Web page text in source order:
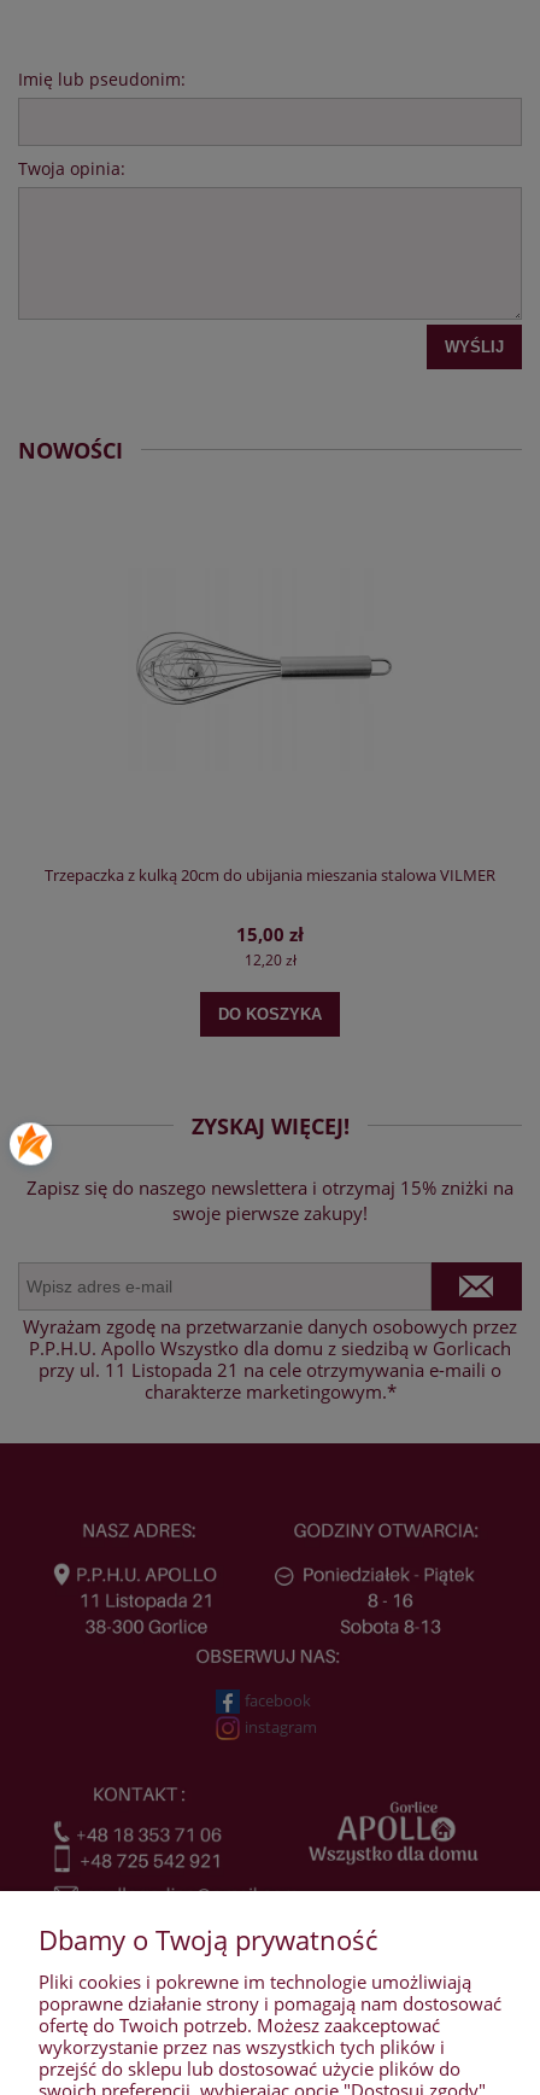
Imię lub pseudonim:
Twoja opinia:
WYŚLIJ
NOWOŚCI
Trzepaczka z kulką 20cm do ubijania mieszania stalowa VILMER
15,00 zł
12,20 zł
DO KOSZYKA
ZYSKAJ WIĘCEJ!
Zapisz się do naszego newslettera i otrzymaj 15% zniżki na
swoje pierwsze zakupy!
Wyrażam zgodę na przetwarzanie danych osobowych przez
P.P.H.U. Apollo Wszystko dla domu z siedzibą w Gorlicach
przy ul. 11 Listopada 21 na cele otrzymywania e-maili o
charakterze marketingowym.*
facebook
instagram
WARUNKI ZAKUPÓW
Dbamy o Twoją prywatność
Pliki cookies i pokrewne im technologie umożliwiają
poprawne działanie strony i pomagają nam dostosować
ofertę do Twoich potrzeb. Możesz zaakceptować
wykorzystanie przez nas wszystkich tych plików i
przejść do sklepu lub dostosować użycie plików do
swoich preferencji, wybierając opcję "Dostosuj zgody".